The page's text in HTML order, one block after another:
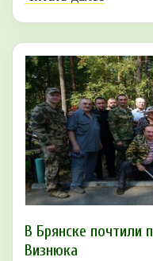
В Брянске почтили
Визнюка